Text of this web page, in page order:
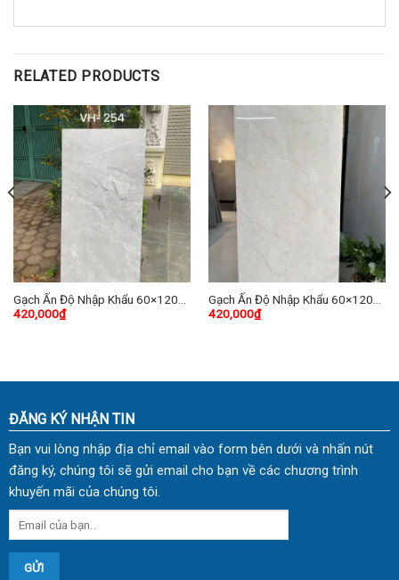
RELATED PRODUCTS
Gạch Ấn Độ Nhập Khẩu 60×120
(cm) TDVH-01
420,000₫
Gạch Ấn Độ Nhập Khẩu 60×120
(cm) TDHP-08
420,000₫
ĐĂNG KÝ NHẬN TIN
Bạn vui lòng nhập địa chỉ email vào form bên dưới và nhấn nút
đăng ký, chúng tôi sẽ gửi email cho bạn về các chương trình
khuyến mãi của chúng tôi.